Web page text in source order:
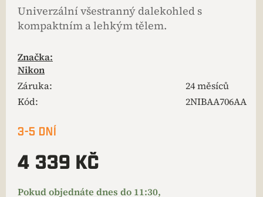
Univerzální všestranný dalekohled s
kompaktním a lehkým tělem.
Značka:
Nikon
Záruka:
24 měsíců
Kód:
2NIBAA706AA
3-5 DNÍ
4 339 KČ